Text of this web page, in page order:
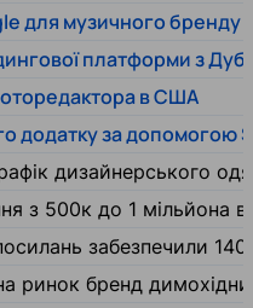
для музичного бренду
платформи з
в США
додатку за допомогою
дизайнерського
з 500к до 1 мільйона
забезпечили
ринок бренд